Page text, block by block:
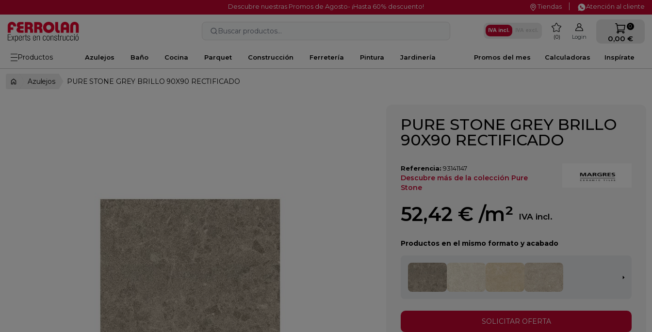
Descubre nuestras Promos de Agosto- ¡Hasta 60% descuento! Tiendas Atención al cliente
Buscar productos... IVA incl. favorite
0 Login
0
0,00 €
Productos Azulejos Baño Cocina Parquet Construcción Ferretería Pintura Jardinería Inspírate
Calculadoras
Promos del mes
Azulejos PURE STONE GREY BRILLO 90X90 RECTIFICADO
PURE STONE GREY BRILLO
90X90 RECTIFICADO
Referencia: 93141147
Descubre más de la colección Pure
Stone
52,42 € /m² IVA incl.
Productos en el mismo formato y acabado
SOLICITAR OFERTA